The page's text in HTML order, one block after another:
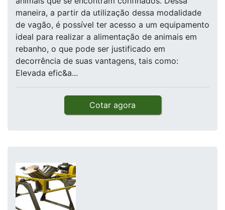
maneira, a partir da utilização dessa modalidade
de vagão, é possível ter acesso a um equipamento
ideal para realizar a alimentação de animais em
rebanho, o que pode ser justificado em
decorrência de suas vantagens, tais como:
Elevada efic&a...
Cotar agora